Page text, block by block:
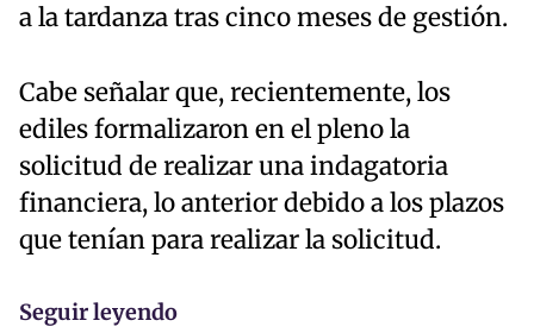
a la tardanza tras cinco meses de gestión.
Cabe señalar que, recientemente, los
ediles formalizaron en el pleno la
solicitud de realizar una indagatoria
financiera, lo anterior debido a los plazos
que tenían para realizar la solicitud.
Seguir leyendo